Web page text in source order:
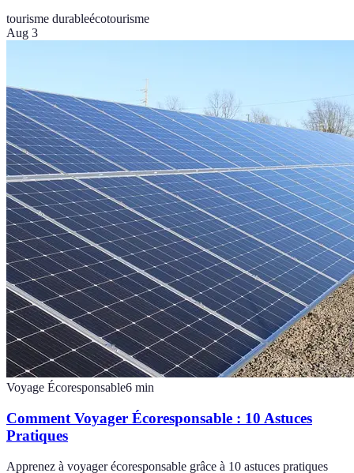
tourisme durableécotourisme
Aug 3
Voyage Écoresponsable6 min
Comment Voyager Écoresponsable : 10 Astuces
Pratiques
Apprenez à voyager écoresponsable grâce à 10 astuces pratiques